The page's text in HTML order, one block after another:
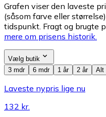
Grafen viser den laveste
(såsom farve eller
tidspunkt. Fragt og brugte
mere om prisens historik.
Vælg butik
3 mdr
6 mdr 1 år 2 år Alt
Laveste nypris lige nu
132 kr.